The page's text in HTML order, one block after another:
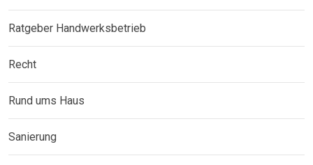
Ratgeber Handwerksbetrieb
Recht
Rund ums Haus
Sanierung